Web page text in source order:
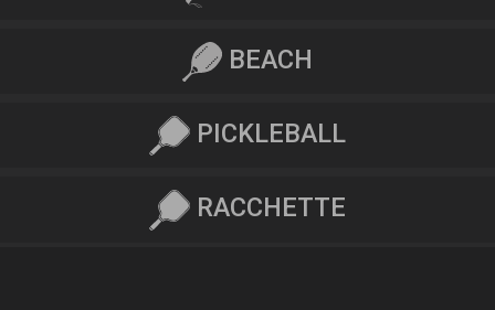
BEACH
PICKLEBALL
RACCHETTE